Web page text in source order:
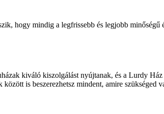
hogy mindig a legfrissebb és legjobb
kiváló kiszolgálást nyújtanak, és a Lurdy
is beszerezhetsz mindent, amire szükséged